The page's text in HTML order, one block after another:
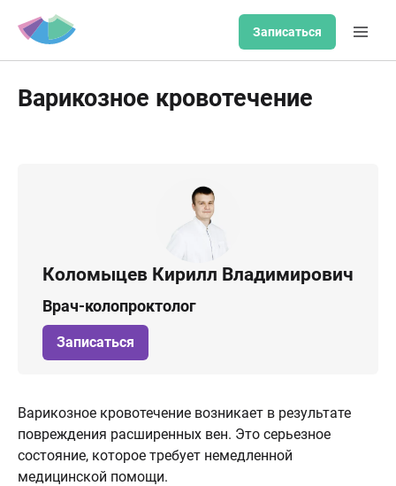
Записаться
Варикозное кровотечение
Коломыцев Кирилл Владимирович
Врач-колопроктолог
Записаться
Варикозное кровотечение возникает в результате
повреждения расширенных вен. Это серьезное
состояние, которое требует немедленной
медицинской помощи.